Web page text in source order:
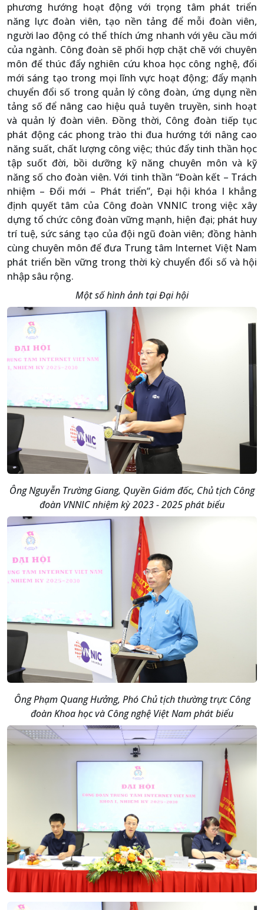
phương hướng hoạt động với trọng tâm phát triển
năng lực đoàn viên, tạo nền tảng để mỗi đoàn viên,
người lao động có thể thích ứng nhanh với yêu cầu mới
của ngành. Công đoàn sẽ phối hợp chặt chẽ với chuyên
môn để thúc đẩy nghiên cứu khoa học công nghệ, đổi
mới sáng tạo trong mọi lĩnh vực hoạt động; đẩy mạnh
chuyển đổi số trong quản lý công đoàn, ứng dụng nền
tảng số để nâng cao hiệu quả tuyên truyền, sinh hoạt
và quản lý đoàn viên. Đồng thời, Công đoàn tiếp tục
phát động các phong trào thi đua hướng tới nâng cao
năng suất, chất lượng công việc; thúc đẩy tinh thần học
tập suốt đời, bồi dưỡng kỹ năng chuyên môn và kỹ
năng số cho đoàn viên. Với tinh thần “Đoàn kết – Trách
nhiệm – Đổi mới – Phát triển”, Đại hội khóa I khẳng
định quyết tâm của Công đoàn VNNIC trong việc xây
dựng tổ chức công đoàn vững mạnh, hiện đại; phát huy
trí tuệ, sức sáng tạo của đội ngũ đoàn viên; đồng hành
cùng chuyên môn để đưa Trung tâm Internet Việt Nam
phát triển bền vững trong thời kỳ chuyển đổi số và hội
nhập sâu rộng.
Một số hình ảnh tại Đại hội
Ông Nguyễn Trường Giang, Quyền Giám đốc, Chủ tịch Công
đoàn VNNIC nhiệm kỳ 2023 - 2025 phát biểu
Ông Phạm Quang Hưởng, Phó Chủ tịch thường trực Công
đoàn Khoa học và Công nghệ Việt Nam phát biểu